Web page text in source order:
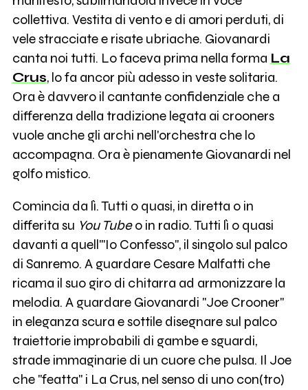
collettiva. Vestita di vento e di amori perduti, di
vele stracciate e risate ubriache. Giovanardi
canta noi tutti. Lo faceva prima nella forma La
Crus, lo fa ancor più adesso in veste solitaria.
Ora è davvero il cantante confidenziale che a
differenza della tradizione legata ai crooners
vuole anche gli archi nell'orchestra che lo
accompagna. Ora è pienamente Giovanardi nel
golfo mistico.
Comincia da lì. Tutti o quasi, in diretta o in
differita su You Tubeo in radio. Tutti lì o quasi
davanti a quell'"Io Confesso", il singolo sul palco
di Sanremo. A guardare Cesare Malfatti che
ricama il suo giro di chitarra ad armonizzare la
melodia. A guardare Giovanardi "Joe Crooner"
in eleganza scura e sottile disegnare sul palco
traiettorie improbabili di gambe e sguardi,
strade immaginarie di un cuore che pulsa. Il Joe
che "featta" i La Crus, nel senso di uno con(tro)